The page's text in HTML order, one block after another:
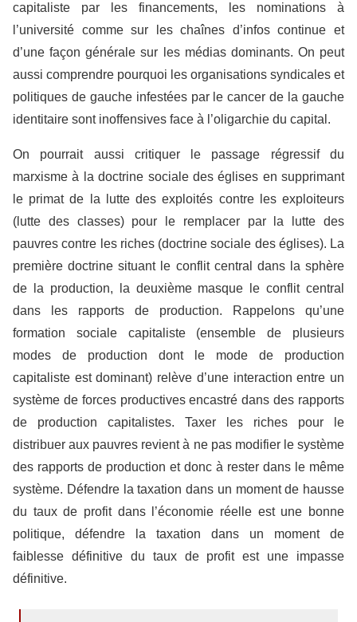
capitaliste par les financements, les nominations à
l’université comme sur les chaînes d’infos continue et
d’une façon générale sur les médias dominants. On peut
aussi comprendre pourquoi les organisations syndicales et
politiques de gauche infestées par le cancer de la gauche
identitaire sont inoffensives face à l’oligarchie du capital.
On pourrait aussi critiquer le passage régressif du
marxisme à la doctrine sociale des églises en supprimant
le primat de la lutte des exploités contre les exploiteurs
(lutte des classes) pour le remplacer par la lutte des
pauvres contre les riches (doctrine sociale des églises). La
première doctrine situant le conflit central dans la sphère
de la production, la deuxième masque le conflit central
dans les rapports de production. Rappelons qu’une
formation sociale capitaliste (ensemble de plusieurs
modes de production dont le mode de production
capitaliste est dominant) relève d’une interaction entre un
système de forces productives encastré dans des rapports
de production capitalistes. Taxer les riches pour le
distribuer aux pauvres revient à ne pas modifier le système
des rapports de production et donc à rester dans le même
système. Défendre la taxation dans un moment de hausse
du taux de profit dans l’économie réelle est une bonne
politique, défendre la taxation dans un moment de
faiblesse définitive du taux de profit est une impasse
définitive.